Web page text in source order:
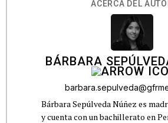
ACERCA DEL
BÁRBARA
Bárbara Sepúlveda Núñez es
y cuenta con un bachillerato en